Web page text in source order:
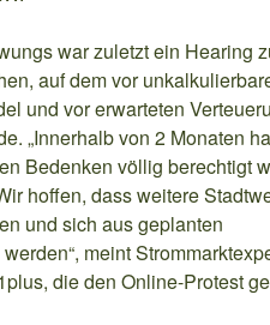
war zuletzt ein Hearing
auf dem vor
und vor erwarteten
„Innerhalb von 2 Monaten
Bedenken völlig berechtigt
hoffen, dass weitere
und sich aus geplanten
meint
die den Online-Protest